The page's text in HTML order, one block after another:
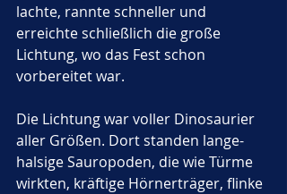
lachte, rannte schneller und
erreichte schließlich die große
Lichtung, wo das Fest schon
vorbereitet war.
Die Lichtung war voller Dinosaurier
aller Größen. Dort standen lange-
halsige Sauropoden, die wie Türme
wirkten, kräftige Hörnerträger, flinke